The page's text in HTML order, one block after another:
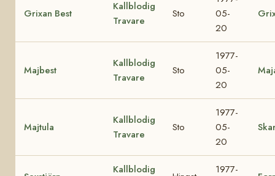
Grixan Best
Kallblodig
Travare
Sto
05-
20
Majbest
Kallblodig
Travare
Sto
1977-
05-
20
Majtula
Kallblodig
Travare
Sto
1977-
05-
20
Kallblodig
1977-